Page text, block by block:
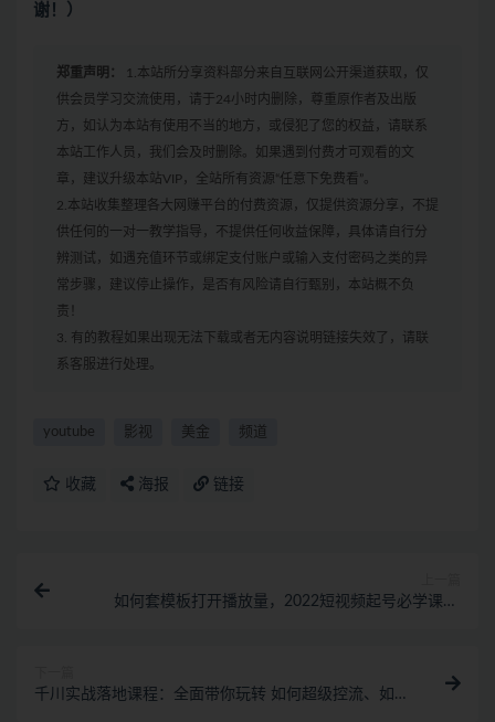
谢！）
郑重声明：
1.本站所分享资料部分来自互联网公开渠道获取，仅
供会员学习交流使用，请于24小时内删除，尊重原作者及出版
方，如认为本站有使用不当的地方，或侵犯了您的权益，请联系
本站工作人员，我们会及时删除。如果遇到付费才可观看的文
章，建议升级本站VIP，全站所有资源“任意下免费看”。
2.本站收集整理各大网赚平台的付费资源，仅提供资源分享，不提
供任何的一对一教学指导，不提供任何收益保障，具体请自行分
辨测试，如遇充值环节或绑定支付账户或输入支付密码之类的异
常步骤，建议停止操作，是否有风险请自行甄别，本站概不负
责！
3. 有的教程如果出现无法下载或者无内容说明链接失效了，请联
系客服进行处理。
youtube 影视 美金 频道
收藏 海报 链接
如何套模板打开播放量，2022短视频起号必学课31
千川实战落地课程：全面带你玩转 如何超级控流、如何